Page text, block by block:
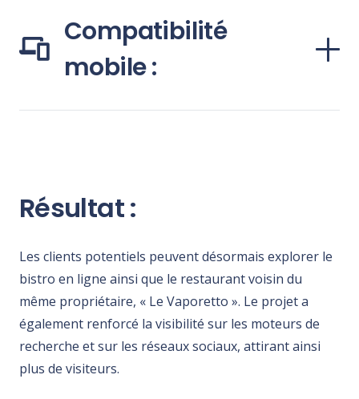
Compatibilité
mobile :
Résultat :
Les clients potentiels peuvent désormais explorer le
bistro en ligne ainsi que le restaurant voisin du
même propriétaire, « Le Vaporetto ». Le projet a
également renforcé la visibilité sur les moteurs de
recherche et sur les réseaux sociaux, attirant ainsi
plus de visiteurs.